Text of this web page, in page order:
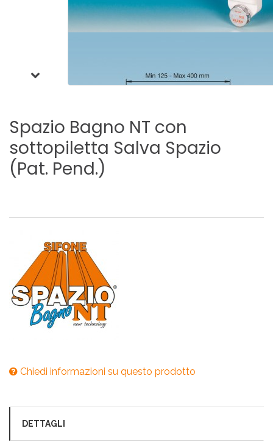
Spazio Bagno NT con
sottopiletta Salva Spazio
(Pat. Pend.)
Chiedi informazioni su questo prodotto
DETTAGLI